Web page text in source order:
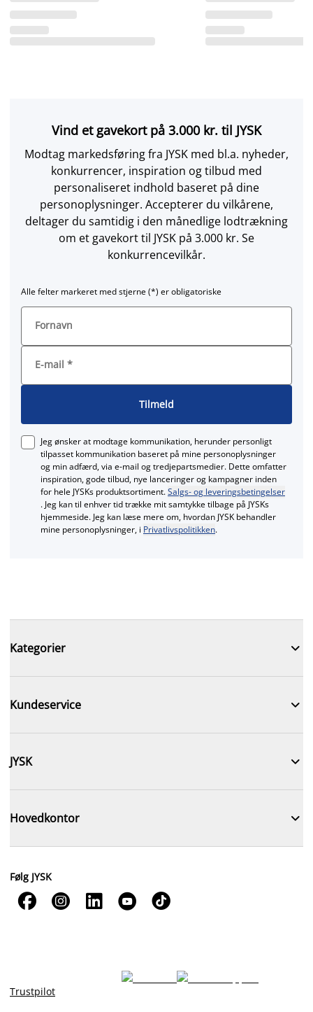
Vind et gavekort på 3.000 kr. til JYSK
Modtag markedsføring fra JYSK med bl.a. nyheder,
konkurrencer, inspiration og tilbud med
personaliseret indhold baseret på dine
personoplysninger. Accepterer du vilkårene,
deltager du samtidig i den månedlige lodtrækning
om et gavekort til JYSK på 3.000 kr. Se
konkurrencevilkår.
Alle felter markeret med stjerne (*) er obligatoriske
Fornavn
E-mail *
Tilmeld
Jeg ønsker at modtage kommunikation, herunder personligt
tilpasset kommunikation baseret på mine personoplysninger
og min adfærd, via e‑mail og tredjepartsmedier. Dette omfatter
inspiration, gode tilbud, nye lanceringer og kampagner inden
for hele JYSKs produktsortiment.Salgs- og leveringsbetingelser
. Jeg kan til enhver tid trække mit samtykke tilbage på JYSKs
hjemmeside. Jeg kan læse mere om, hvordan JYSK behandler
mine personoplysninger, i Privatlivspolitikken.
Kategorier 
Kundeservice 
JYSK 
Hovedkontor 
Følg JYSK
    
Trustpilot